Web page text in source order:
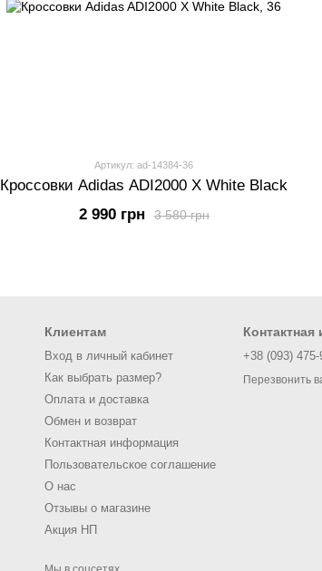
Артикул: ad-14384-36
Кроссовки Adidas ADI2000 X White Black
3 580 грн
2 990 грн
Клиентам
Вход в личный кабинет
Как выбрать размер?
Оплата и доставка
Обмен и возврат
Контактная информация
Пользовательское соглашение
О нас
Отзывы о магазине
Акция НП
+38 (093) 475-
Перезвонить